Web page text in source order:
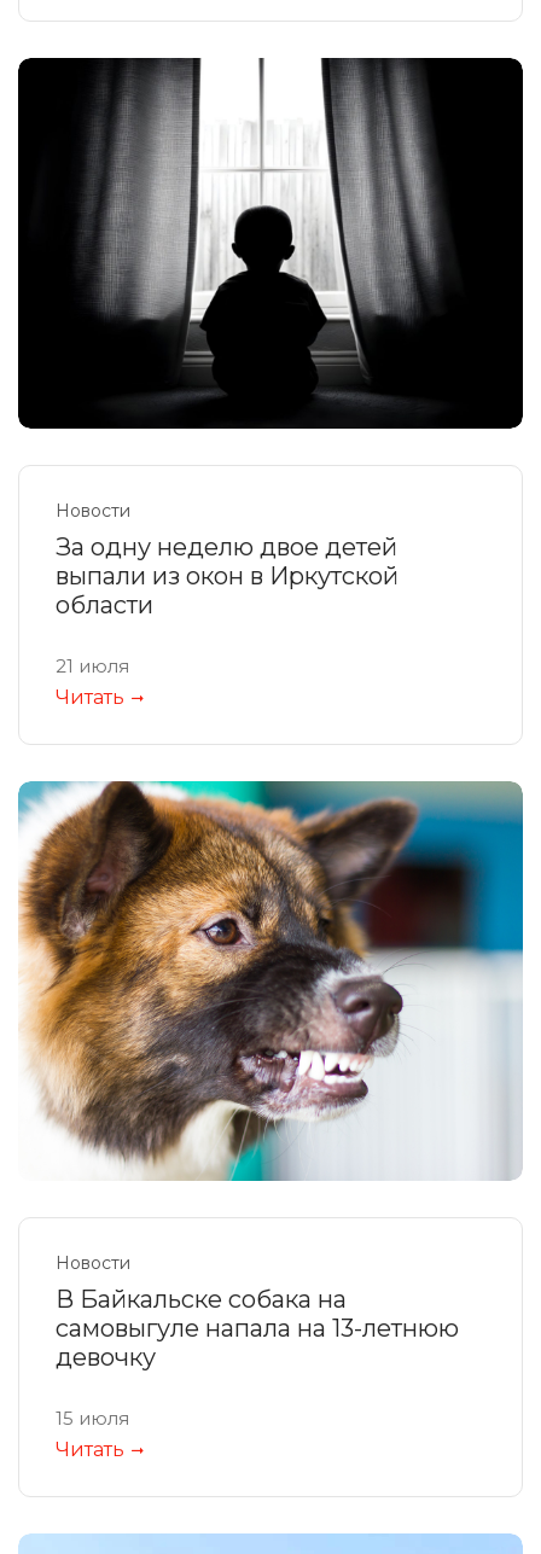
Новости
За одну неделю двое детей
выпали из окон в Иркутской
области
21 июля
Читать
Новости
В Байкальске собака на
самовыгуле напала на 13-летнюю
девочку
15 июля
Читать